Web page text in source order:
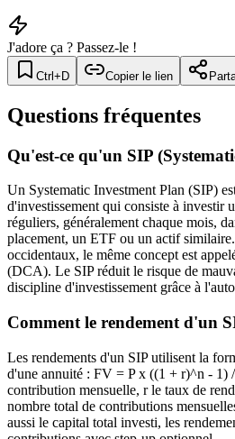
J'adore ça ? Passez-le !
Ctrl+D Copier le lien
Questions fréquentes
Qu'est-ce qu'un SIP
Un Systematic Investment Plan (SIP)
d'investissement qui consiste à investir
réguliers, généralement chaque mois,
placement, un ETF ou un actif
occidentaux, le même concept est
(DCA). Le SIP réduit le risque de
discipline d'investissement grâce à
Comment le rendement d'un
Les rendements d'un SIP utilisent la
d'une annuité : FV = P x ((1 + r)^n - 1)
contribution mensuelle, r le taux de
nombre total de contributions
aussi le capital total investi, les